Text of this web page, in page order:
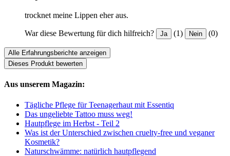
trocknet meine Lippen eher aus.
War diese Bewertung für dich hilfreich? Ja (1) Nein (0)
Alle Erfahrungsberichte anzeigen
Dieses Produkt bewerten
Aus unserem Magazin:
Tägliche Pflege für Teenagerhaut mit Essentiq
Das ungeliebte Tattoo muss weg!
Hautpflege im Herbst - Teil 2
Was ist der Unterschied zwischen cruelty-free und veganer
Kosmetik?
Naturschwämme: natürlich hautpflegend